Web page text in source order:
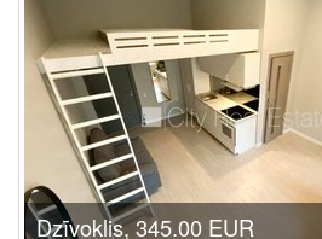
Dzīvoklis, 345.00 EUR